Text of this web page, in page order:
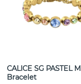
CALICE SG PASTEL
Bracelet